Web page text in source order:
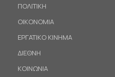
ΠΟΛΙΤΙΚΗ
ΟΙΚΟΝΟΜΙΑ
ΕΡΓΑΤΙΚΟ ΚΙΝΗΜΑ
ΔΙΕΘΝΗ
ΚΟΙΝΩΝΙΑ